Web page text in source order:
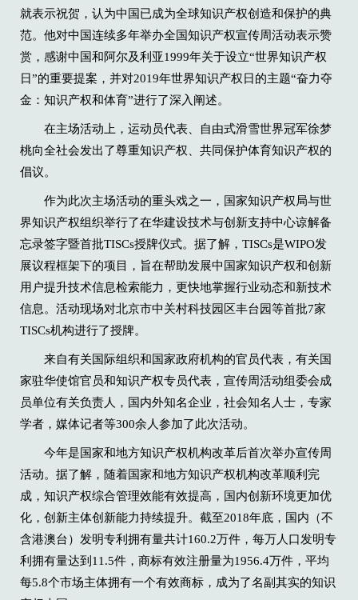
就表示祝贺，认为中国已成为全球知识产权创造和保护的典
范。他对中国连续多年举办全国知识产权宣传周活动表示赞
赏，感谢中国和阿尔及利亚1999年关于设立“世界知识产权
日”的重要提案，并对2019年世界知识产权日的主题“奋力夺
金：知识产权和体育”进行了深入阐述。
在主场活动上，运动员代表、自由式滑雪世界冠军徐梦
桃向全社会发出了尊重知识产权、共同保护体育知识产权的
倡议。
作为此次主场活动的重头戏之一，国家知识产权局与世
界知识产权组织举行了在华建设技术与创新支持中心谅解备
忘录签字暨首批TISCs授牌仪式。据了解，TISCs是WIPO发
展议程框架下的项目，旨在帮助发展中国家知识产权和创新
用户提升技术信息检索能力，更快地掌握行业动态和新技术
信息。活动现场对北京市中关村科技园区丰台园等首批7家
TISCs机构进行了授牌。
来自有关国际组织和国家政府机构的官员代表，有关国
家驻华使馆官员和知识产权专员代表，宣传周活动组委会成
员单位有关负责人，国内外知名企业，社会知名人士，专家
学者，媒体记者等300余人参加了此次活动。
今年是国家和地方知识产权机构改革后首次举办宣传周
活动。据了解，随着国家和地方知识产权机构改革顺利完
成，知识产权综合管理效能有效提高，国内创新环境更加优
化，创新主体创新能力持续提升。截至2018年底，国内（不
含港澳台）发明专利拥有量共计160.2万件，每万人口发明专
利拥有量达到11.5件，商标有效注册量为1956.4万件，平均
每5.8个市场主体拥有一个有效商标，成为了名副其实的知识